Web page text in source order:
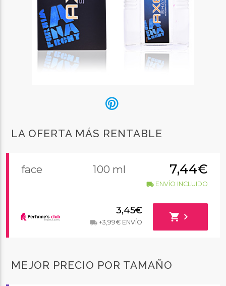
LA OFERTA MÁS RENTABLE
face 100 ml 7,44€
local_shippingENVÍO INCLUIDO
3,45€
local_shipping+3,99€ ENVÍO shopping_cart chevron_right
MEJOR PRECIO POR TAMAÑO